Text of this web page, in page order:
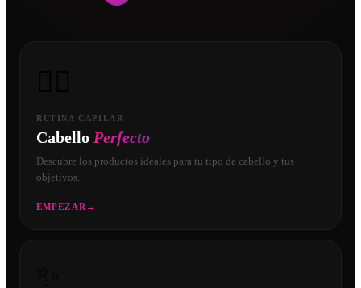
RUTINA CAPILAR
Cabello Perfecto
Descubre los productos ideales para tu tipo de cabello y tus
objetivos.
EMPEZAR →